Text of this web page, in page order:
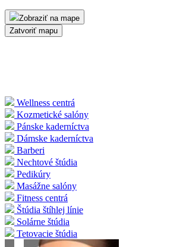
Zobraziť na mape
Zatvoriť mapu
Wellness centrá
Kozmetické salóny
Pánske kaderníctva
Dámske kaderníctva
Barberi
Nechtové štúdia
Pedikúry
Masážne salóny
Fitness centrá
Štúdia štíhlej línie
Solárne štúdia
Tetovacie štúdia